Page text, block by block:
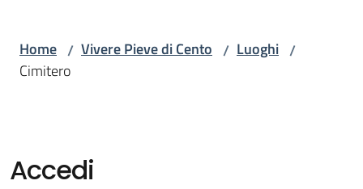
Servizi
Home / Vivere Pieve di Cento / Luoghi /
Cimitero
Accedi